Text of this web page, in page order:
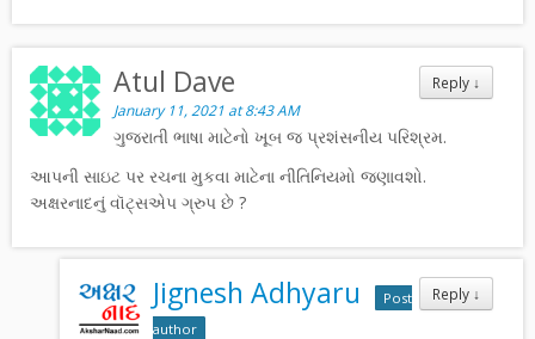
Reply ↓
Atul Dave
January 11, 2021 at 8:43 AM
ગુજરાતી ભાષા માટેનો ખૂબ જ પ્રશંસનીય પરિશ્રમ.
આપની સાઇટ પર રચના મુકવા માટેના નીતિનિયમો જણાવશો.
અક્ષરનાદનું વૉટ્સએપ ગ્રુપ છે ?
Reply ↓
Jignesh Adhyaru
Post
author